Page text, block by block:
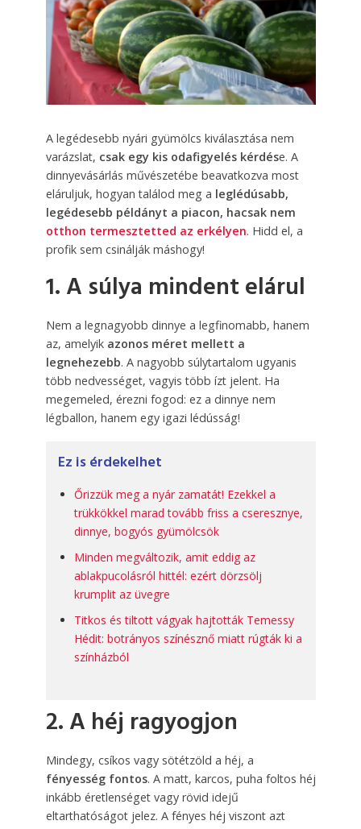
A legédesebb nyári gyümölcs kiválasztása nem
varázslat, csak egy kis odafigyelés kérdése. A
dinnyevásárlás művészetébe beavatkozva most
eláruljuk, hogyan találod meg a leglédúsabb,
legédesebb példányt a piacon, hacsak nem
otthon termesztetted az erkélyen. Hidd el, a
profik sem csinálják máshogy!
1. A súlya mindent elárul
Nem a legnagyobb dinnye a legfinomabb, hanem
az, amelyik azonos méret mellett a
legnehezebb. A nagyobb súlytartalom ugyanis
több nedvességet, vagyis több ízt jelent. Ha
megemeled, érezni fogod: ez a dinnye nem
légballon, hanem egy igazi lédússág!
Ez is érdekelhet
Őrizzük meg a nyár zamatát! Ezekkel a
trükkökkel marad tovább friss a cseresznye,
dinnye, bogyós gyümölcsök
Minden megváltozik, amit eddig az
ablakpucolásról hittél: ezért dörzsölj
krumplit az üvegre
Titkos és tiltott vágyak hajtották Temessy
Hédit: botrányos színésznő miatt rúgták ki a
színházból
2. A héj ragyogjon
Mindegy, csíkos vagy sötétzöld a héj, a
fényesség fontos. A matt, karcos, puha foltos héj
inkább éretlenséget vagy rövid idejű
eltarthatóságot jelez. A fényes héj viszont azt